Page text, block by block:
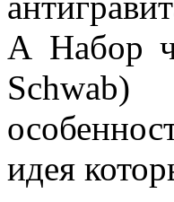
А Набор
идея